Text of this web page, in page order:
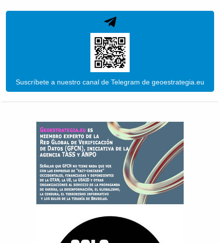
Suscríbete a nuestro canal de Telegram de geoestrategia.eu